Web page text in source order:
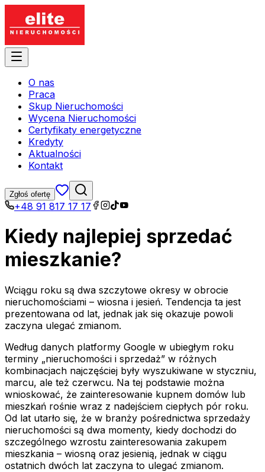
O nas
Praca
Skup Nieruchomości
Wycena Nieruchomości
Certyfikaty energetyczne
Kredyty
Aktualności
Kontakt
Zgłoś ofertę
+48 91 817 17 17
Kiedy najlepiej sprzedać
mieszkanie?
Wciągu roku są dwa szczytowe okresy w obrocie
nieruchomościami – wiosna i jesień. Tendencja ta jest
prezentowana od lat, jednak jak się okazuje powoli
zaczyna ulegać zmianom.
Według danych platformy Google w ubiegłym roku
terminy „nieruchomości i sprzedaż” w różnych
kombinacjach najczęściej były wyszukiwane w styczniu,
marcu, ale też czerwcu. Na tej podstawie można
wnioskować, że zainteresowanie kupnem domów lub
mieszkań rośnie wraz z nadejściem ciepłych pór roku.
Od lat utarło się, że w branży pośrednictwa sprzedaży
nieruchomości są dwa momenty, kiedy dochodzi do
szczególnego wzrostu zainteresowania zakupem
mieszkania – wiosną oraz jesienią, jednak w ciągu
ostatnich dwóch lat zaczyna to ulegać zmianom.